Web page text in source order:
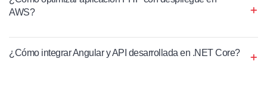
AWS?
¿Cómo integrar Angular y API desarrollada en .NET Core?